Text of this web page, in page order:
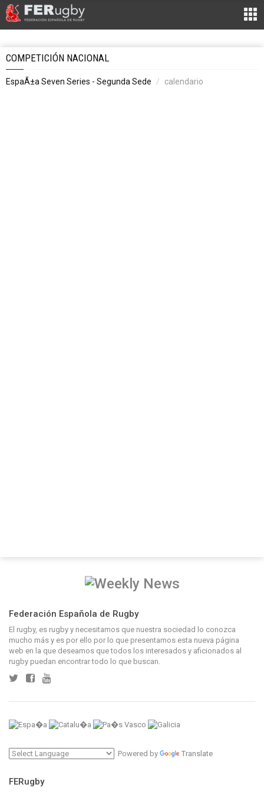
COMPETICIÓN NACIONAL
EspaÃ±a Seven Series - Segunda Sede calendario
Federación Española de Rugby
El rugby, es rugby y necesitamos que nuestra sociedad lo conozca
mucho más y es por ello por lo que presentamos esta nueva página
web en la que deseamos que todos los interesados y aficionados al
rugby puedan encontrar todo lo que buscan.
Powered by Translate
FERugby